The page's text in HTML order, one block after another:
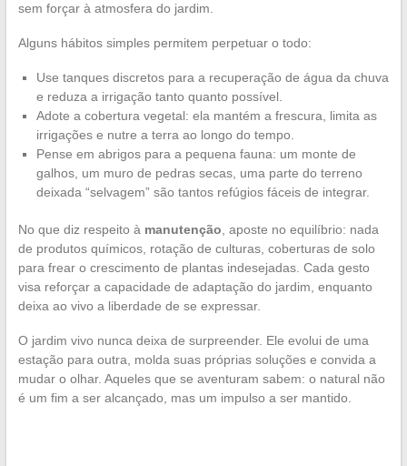
sem forçar à atmosfera do jardim.
Alguns hábitos simples permitem perpetuar o todo:
Use tanques discretos para a recuperação de água da chuva
e reduza a irrigação tanto quanto possível.
Adote a cobertura vegetal: ela mantém a frescura, limita as
irrigações e nutre a terra ao longo do tempo.
Pense em abrigos para a pequena fauna: um monte de
galhos, um muro de pedras secas, uma parte do terreno
deixada “selvagem” são tantos refúgios fáceis de integrar.
No que diz respeito à manutenção , aposte no equilíbrio: nada
de produtos químicos, rotação de culturas, coberturas de solo
para frear o crescimento de plantas indesejadas. Cada gesto
visa reforçar a capacidade de adaptação do jardim, enquanto
deixa ao vivo a liberdade de se expressar.
O jardim vivo nunca deixa de surpreender. Ele evolui de uma
estação para outra, molda suas próprias soluções e convida a
mudar o olhar. Aqueles que se aventuram sabem: o natural não
é um fim a ser alcançado, mas um impulso a ser mantido.